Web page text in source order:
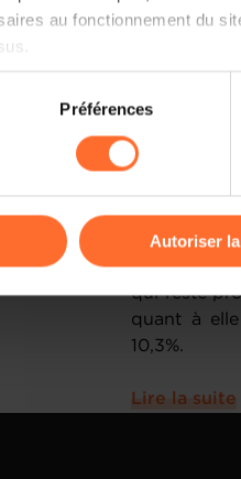
au fonctionnement du
le site et certaines
ou des cookies non
Charte d’usage
Préférences
Autoriser
niveau
proche de
elle
Lire la
parmi les
(GEM)
de
64 ans
entreprise.
qui reste
quant à
10,3%.
Lire la suite